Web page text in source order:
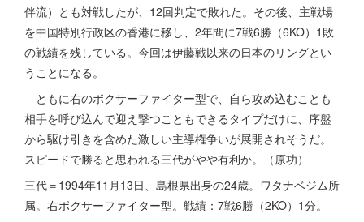
伴流）とも対戦したが、12回判定で敗れた。その後、主戦場
を中国特別行政区の香港に移し、2年間に7戦6勝（6KO）1敗
の戦績を残している。今回は伊藤戦以来の日本のリングとい
うことになる。
ともに右のボクサーファイター型で、自ら攻め込むことも
相手を呼び込んで迎え撃つこともできるタイプだけに、序盤
から駆け引きを含めた激しい主導権争いが展開されそうだ。
スピードで勝ると思われる三代がやや有利か。（原功）
三代＝1994年11月13日、島根県出身の24歳。ワタナベジム所
属。右ボクサーファイター型。戦績：7戦6勝（2KO）1分。